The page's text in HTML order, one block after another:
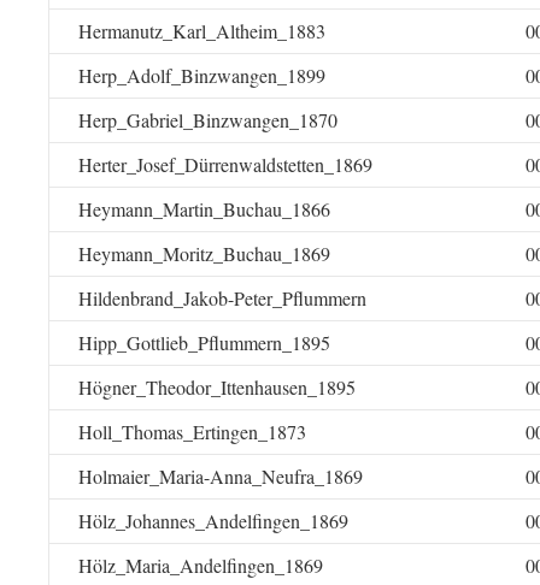
Hermanutz_Karl_Altheim_1883
Herp_Adolf_Binzwangen_1899
Herp_Gabriel_Binzwangen_1870
Herter_Josef_Dürrenwaldstetten_1869
Heymann_Martin_Buchau_1866
Heymann_Moritz_Buchau_1869
Hildenbrand_Jakob-Peter_Pflummern
Hipp_Gottlieb_Pflummern_1895
Högner_Theodor_Ittenhausen_1895
Holl_Thomas_Ertingen_1873
Holmaier_Maria-Anna_Neufra_1869
Hölz_Johannes_Andelfingen_1869
Hölz_Maria_Andelfingen_1869